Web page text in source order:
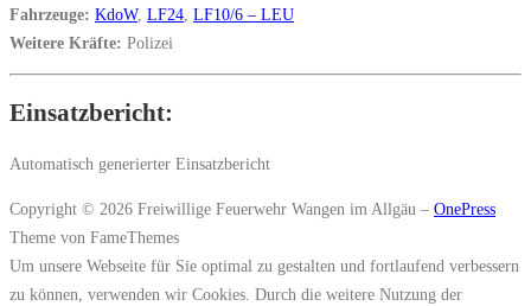
Fahrzeuge: KdoW, LF24 LF10/6 – LEU
Weitere Kräfte: Polizei
Einsatzbericht:
Automatisch generierter Einsatzbericht
Copyright © 2026 Freiwillige Feuerwehr Wangen im Allgäu – OnePress
Theme von FameThemes
Um unsere Webseite für Sie optimal zu gestalten und fortlaufend verbessern
zu können, verwenden wir Cookies. Durch die weitere Nutzung der